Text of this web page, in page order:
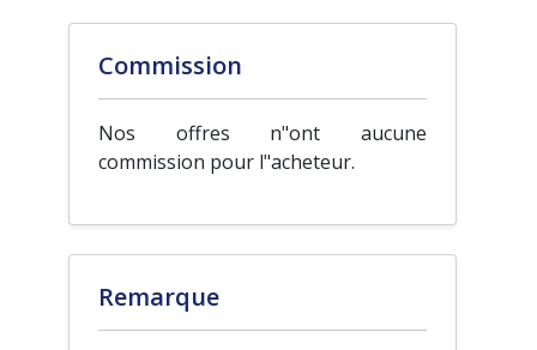
Commission
Nos offres n"ont aucune
commission pour l"acheteur.
Remarque